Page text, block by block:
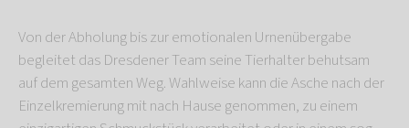
Von der Abholung bis zur emotionalen Urnenübergabe
begleitet das Dresdener Team seine Tierhalter behutsam
auf dem gesamten Weg. Wahlweise kann die Asche nach der
Einzelkremierung mit nach Hause genommen, zu einem